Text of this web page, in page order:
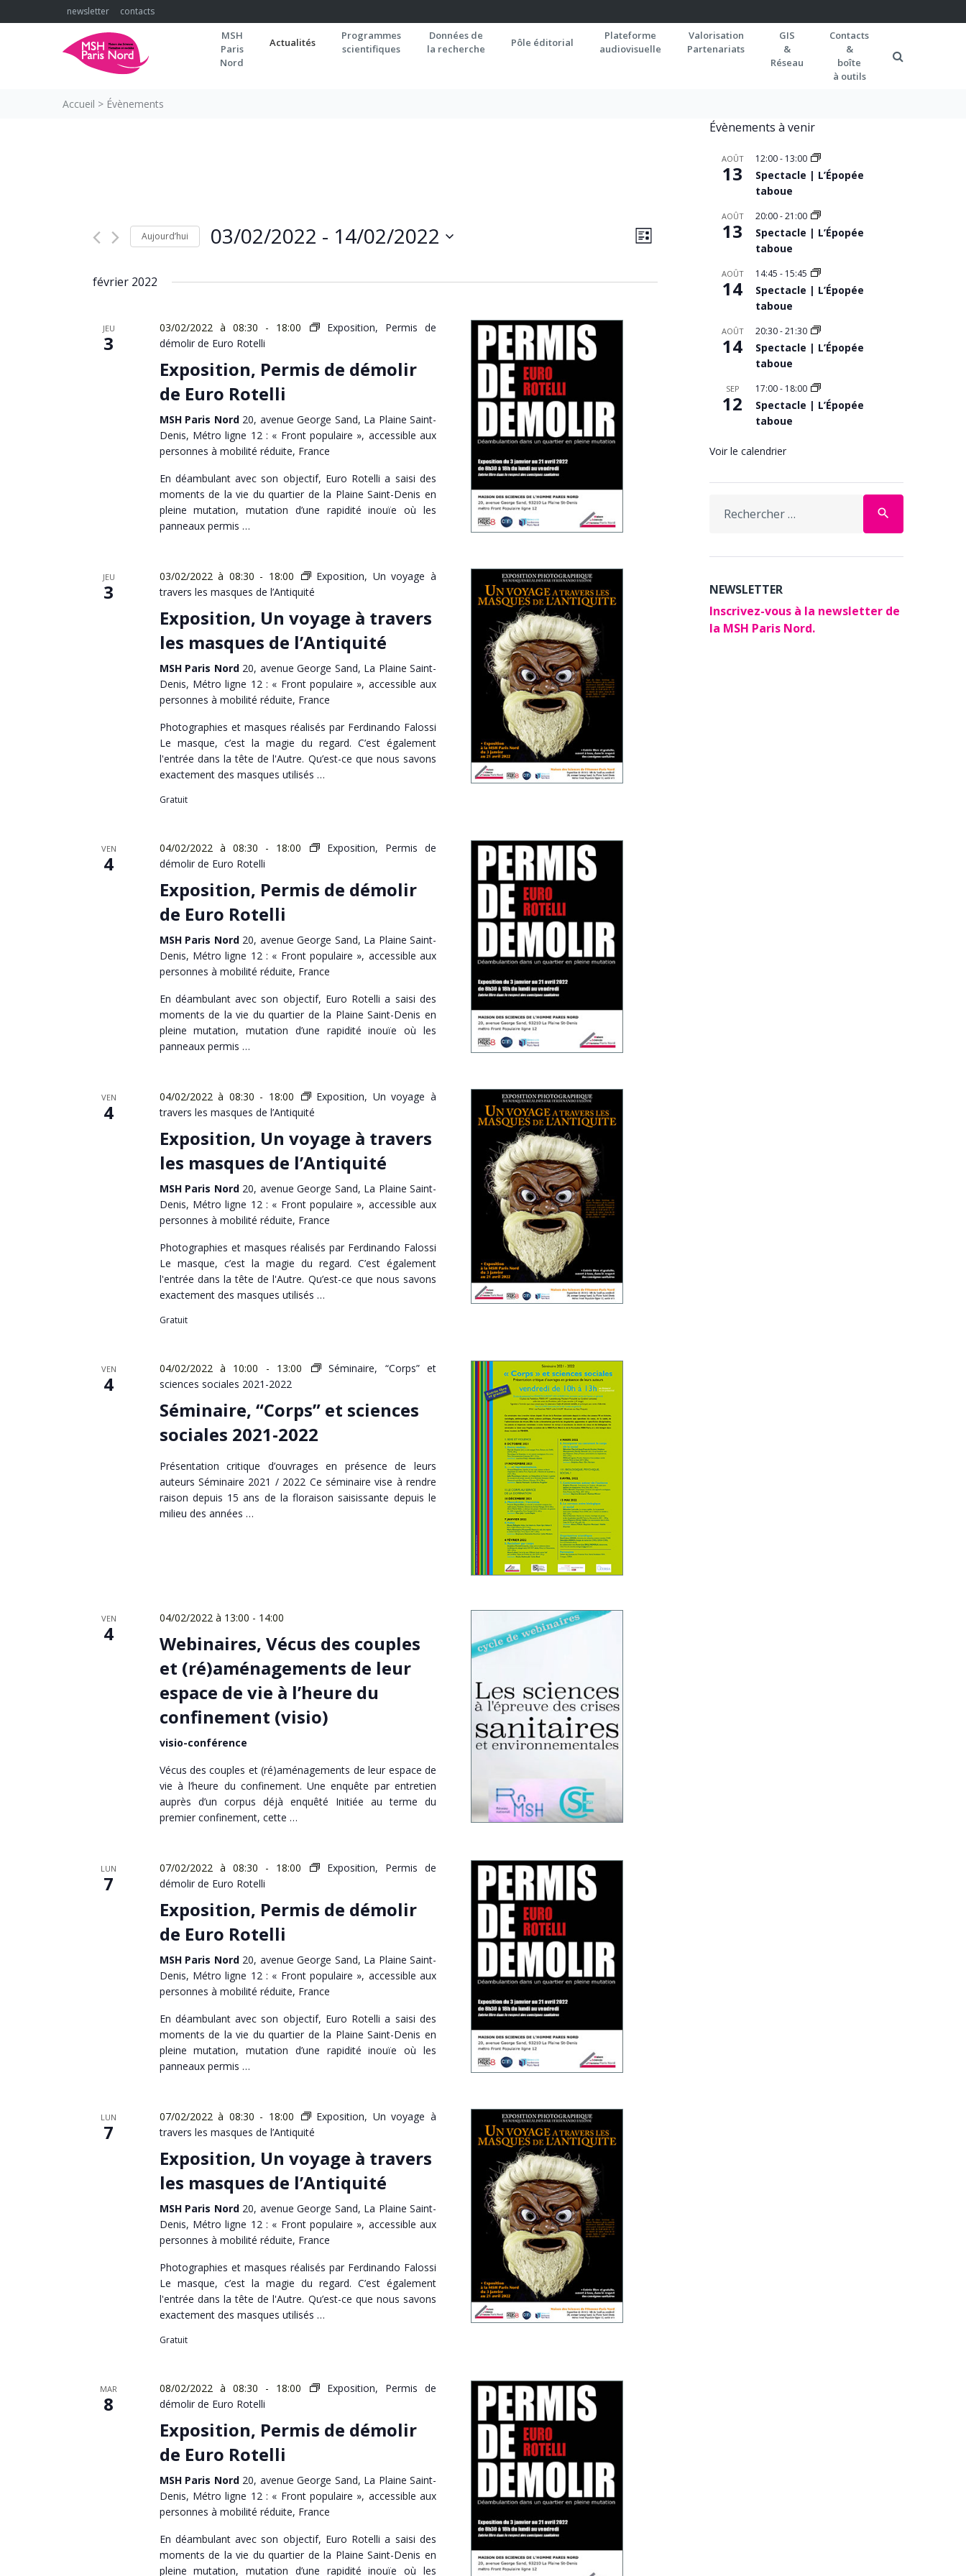
to
newsletter contacts
MSH
Paris
Nord
Actualités
Programmes
scientifiques
Données de
la recherche
Pôle éditorial
Plateforme
audiovisuelle
Valorisation
Partenariats
GIS
&
Réseau
Contacts
&
boîte
à outils
Accueil > Évènements
NAVIGATION
CONSULTATIONS
Navigation
Évènement
LISTE
Aujourd’hui 03/02/2022 - 14/02/2022
février 2022
JEU
3
03/02/2022 à 08:30 - 18:00
Exposition, Permis de
démolir de Euro Rotelli
Exposition, Permis de démolir
de Euro Rotelli
MSH Paris Nord 20, avenue George Sand, La Plaine Saint-
Denis, Métro ligne 12 : « Front populaire », accessible aux
personnes à mobilité réduite, France
En déambulant avec son objectif, Euro Rotelli a saisi des
moments de la vie du quartier de la Plaine Saint-Denis en
pleine mutation, mutation d’une rapidité inouïe où les
panneaux permis …
JEU
3
03/02/2022 à 08:30 - 18:00
Exposition, Un voyage à
travers les masques de l’Antiquité
Exposition, Un voyage à travers
les masques de l’Antiquité
MSH Paris Nord 20, avenue George Sand, La Plaine Saint-
Denis, Métro ligne 12 : « Front populaire », accessible aux
personnes à mobilité réduite, France
Photographies et masques réalisés par Ferdinando Falossi
Le masque, c’est la magie du regard. C’est également
l'entrée dans la tête de l'Autre. Qu’est-ce que nous savons
exactement des masques utilisés …
Gratuit
VEN
4
04/02/2022 à 08:30 - 18:00
Exposition, Permis de
démolir de Euro Rotelli
Exposition, Permis de démolir
de Euro Rotelli
MSH Paris Nord 20, avenue George Sand, La Plaine Saint-
Denis, Métro ligne 12 : « Front populaire », accessible aux
personnes à mobilité réduite, France
En déambulant avec son objectif, Euro Rotelli a saisi des
moments de la vie du quartier de la Plaine Saint-Denis en
pleine mutation, mutation d’une rapidité inouïe où les
panneaux permis …
VEN
4
04/02/2022 à 08:30 - 18:00
Exposition, Un voyage à
travers les masques de l’Antiquité
Exposition, Un voyage à travers
les masques de l’Antiquité
MSH Paris Nord 20, avenue George Sand, La Plaine Saint-
Denis, Métro ligne 12 : « Front populaire », accessible aux
personnes à mobilité réduite, France
Photographies et masques réalisés par Ferdinando Falossi
Le masque, c’est la magie du regard. C’est également
l'entrée dans la tête de l'Autre. Qu’est-ce que nous savons
exactement des masques utilisés …
Gratuit
VEN
4
04/02/2022 à 10:00 - 13:00
Séminaire, “Corps” et
sciences sociales 2021-2022
Séminaire, “Corps” et sciences
sociales 2021-2022
Présentation critique d’ouvrages en présence de leurs
auteurs Séminaire 2021 / 2022 Ce séminaire vise à rendre
raison depuis 15 ans de la floraison saisissante depuis le
milieu des années …
VEN
4
04/02/2022 à 13:00 - 14:00
Webinaires, Vécus des couples
et (ré)aménagements de leur
espace de vie à l’heure du
confinement (visio)
visio-conférence
Vécus des couples et (ré)aménagements de leur espace de
vie à l’heure du confinement. Une enquête par entretien
auprès d’un corpus déjà enquêté Initiée au terme du
premier confinement, cette …
LUN
7
07/02/2022 à 08:30 - 18:00
Exposition, Permis de
démolir de Euro Rotelli
Exposition, Permis de démolir
de Euro Rotelli
MSH Paris Nord 20, avenue George Sand, La Plaine Saint-
Denis, Métro ligne 12 : « Front populaire », accessible aux
personnes à mobilité réduite, France
En déambulant avec son objectif, Euro Rotelli a saisi des
moments de la vie du quartier de la Plaine Saint-Denis en
pleine mutation, mutation d’une rapidité inouïe où les
panneaux permis …
LUN
7
07/02/2022 à 08:30 - 18:00
Exposition, Un voyage à
travers les masques de l’Antiquité
Exposition, Un voyage à travers
les masques de l’Antiquité
MSH Paris Nord 20, avenue George Sand, La Plaine Saint-
Denis, Métro ligne 12 : « Front populaire », accessible aux
personnes à mobilité réduite, France
Photographies et masques réalisés par Ferdinando Falossi
Le masque, c’est la magie du regard. C’est également
l'entrée dans la tête de l'Autre. Qu’est-ce que nous savons
exactement des masques utilisés …
Gratuit
MAR
8
08/02/2022 à 08:30 - 18:00
Exposition, Permis de
démolir de Euro Rotelli
Exposition, Permis de démolir
de Euro Rotelli
MSH Paris Nord 20, avenue George Sand, La Plaine Saint-
Denis, Métro ligne 12 : « Front populaire », accessible aux
personnes à mobilité réduite, France
En déambulant avec son objectif, Euro Rotelli a saisi des
moments de la vie du quartier de la Plaine Saint-Denis en
pleine mutation, mutation d’une rapidité inouïe où les
Évènements à venir
AOÛT
13
12:00- 13:00
Spectacle | L’Épopée
taboue
AOÛT
13
20:00-21:00
Spectacle | L’Épopée
taboue
AOÛT
14
14:45 - 15:45
Spectacle | L’Épopée
taboue
AOÛT
14
20:30-21:30
Spectacle | L’Épopée
taboue
SEP
12
17:00- 18:00
Spectacle | L’Épopée
taboue
Voir le calendrier
for:
search
NEWSLETTER
Inscrivez-vous à la newsletter de
la MSH Paris Nord.